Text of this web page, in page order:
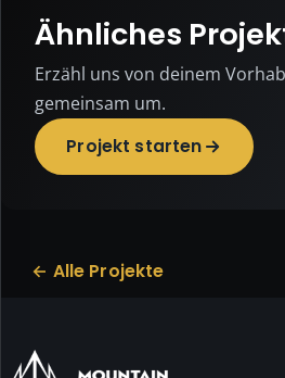
Ähnliches
Erzähl uns von deinem
gemeinsam um.
Projekt starten
← Alle Projekte
Diese
Website
ist
datensparsam
und
nutzt
oder
ist